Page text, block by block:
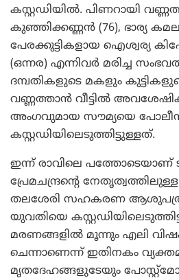
കസ്റ്റഡിയില്‍. പിണറായി
കുഞ്ഞിക്കണ്ണന്‍ (76), ഭാര്യ കമല
പേരക്കുട്ടികളായ ഐശ്വര്യ
(ഒന്നര) എന്നിവര്‍ മരിച്ച
ദമ്പതികളുടെ മകളും
വണ്ണത്താന്‍ വീട്ടില്‍
അംഗവുമായ സൗമ്യയെ
കസ്റ്റഡിയിലെടുത്തിട്ടുള്ളത്.
ഇന്ന് രാവിലെ
പ്രേമചന്ദ്രന്റെ
തലശേരി സഹകരണ
യുവതിയെ
മരണങ്ങളില്‍ മൂന്നും എലി
ചെന്നാണെന്ന് ഇതിനകം
മൃതദേഹങ്ങളുടേയും